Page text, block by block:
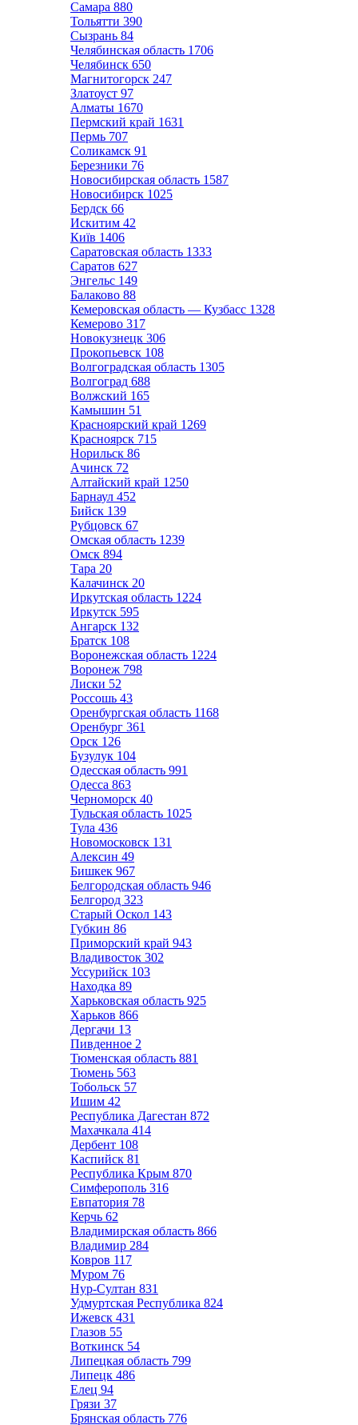
Самара 880
Тольятти 390
Сызрань 84
Челябинская область 1706
Челябинск 650
Магнитогорск 247
Златоуст 97
Алматы 1670
Пермский край 1631
Пермь 707
Соликамск 91
Березники 76
Новосибирская область 1587
Новосибирск 1025
Бердск 66
Искитим 42
Київ 1406
Саратовская область 1333
Саратов 627
Энгельс 149
Балаково 88
Кемеровская область — Кузбасс 1328
Кемерово 317
Новокузнецк 306
Прокопьевск 108
Волгоградская область 1305
Волгоград 688
Волжский 165
Камышин 51
Красноярский край 1269
Красноярск 715
Норильск 86
Ачинск 72
Алтайский край 1250
Барнаул 452
Бийск 139
Рубцовск 67
Омская область 1239
Омск 894
Тара 20
Калачинск 20
Иркутская область 1224
Иркутск 595
Ангарск 132
Братск 108
Воронежская область 1224
Воронеж 798
Лиски 52
Россошь 43
Оренбургская область 1168
Оренбург 361
Орск 126
Бузулук 104
Одесская область 991
Одесса 863
Черноморск 40
Тульская область 1025
Тула 436
Новомосковск 131
Алексин 49
Бишкек 967
Белгородская область 946
Белгород 323
Старый Оскол 143
Губкин 86
Приморский край 943
Владивосток 302
Уссурийск 103
Находка 89
Харьковская область 925
Харьков 866
Дергачи 13
Пивденное 2
Тюменская область 881
Тюмень 563
Тобольск 57
Ишим 42
Республика Дагестан 872
Махачкала 414
Дербент 108
Каспийск 81
Республика Крым 870
Симферополь 316
Евпатория 78
Керчь 62
Владимирская область 866
Владимир 284
Ковров 117
Муром 76
Нур-Султан 831
Удмуртская Республика 824
Ижевск 431
Глазов 55
Воткинск 54
Липецкая область 799
Липецк 486
Елец 94
Грязи 37
Брянская область 776